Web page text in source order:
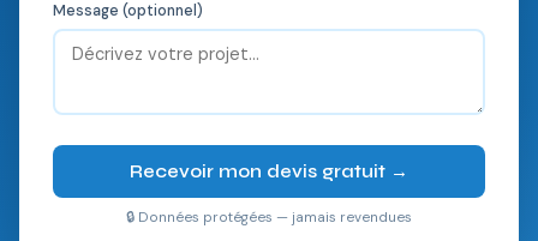
Message (optionnel)
Recevoir mon devis gratuit →
🔒 Données protégées — jamais revendues